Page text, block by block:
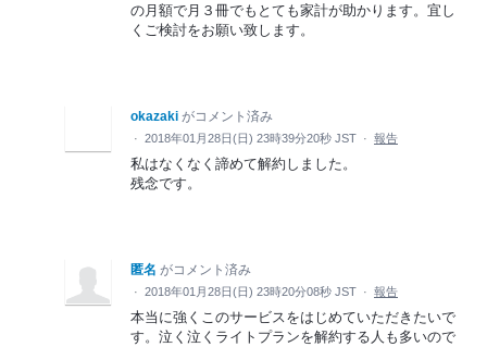
の月額で月３冊でもとても家計が助かります。宜し
くご検討をお願い致します。
okazaki がコメント済み
· 2018年01月28日(日) 23時39分20秒 JST · 報告
私はなくなく諦めて解約しました。
残念です。
匿名 がコメント済み
· 2018年01月28日(日) 23時20分08秒 JST · 報告
本当に強くこのサービスをはじめていただきたいで
す。泣く泣くライトプランを解約する人も多いので